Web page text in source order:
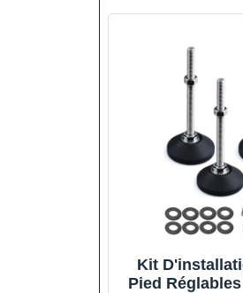
Kit
Pied